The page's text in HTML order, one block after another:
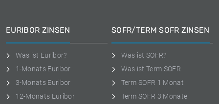
EURIBOR ZINSEN
Was ist Euribor?
1-Monats Euribor
3-Monats Euribor
12-Monats Euribor
SOFR/TERM SOFR ZINSEN
Was ist SOFR?
Was ist Term SOFR
Term SOFR 1 Monat
Term SOFR 3 Monate